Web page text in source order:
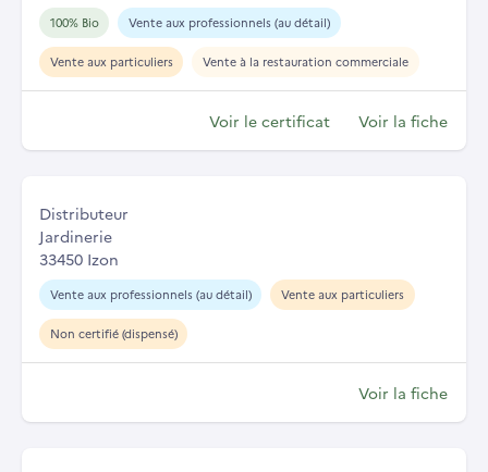
100% Bio Vente aux professionnels (au détail)
Vente aux particuliers Vente à la restauration commerciale
Voir le certificat Voir la fiche
Distributeur
Jardinerie
33450 Izon
Vente aux professionnels (au détail) Vente aux particuliers
Non certifié (dispensé)
Voir la fiche